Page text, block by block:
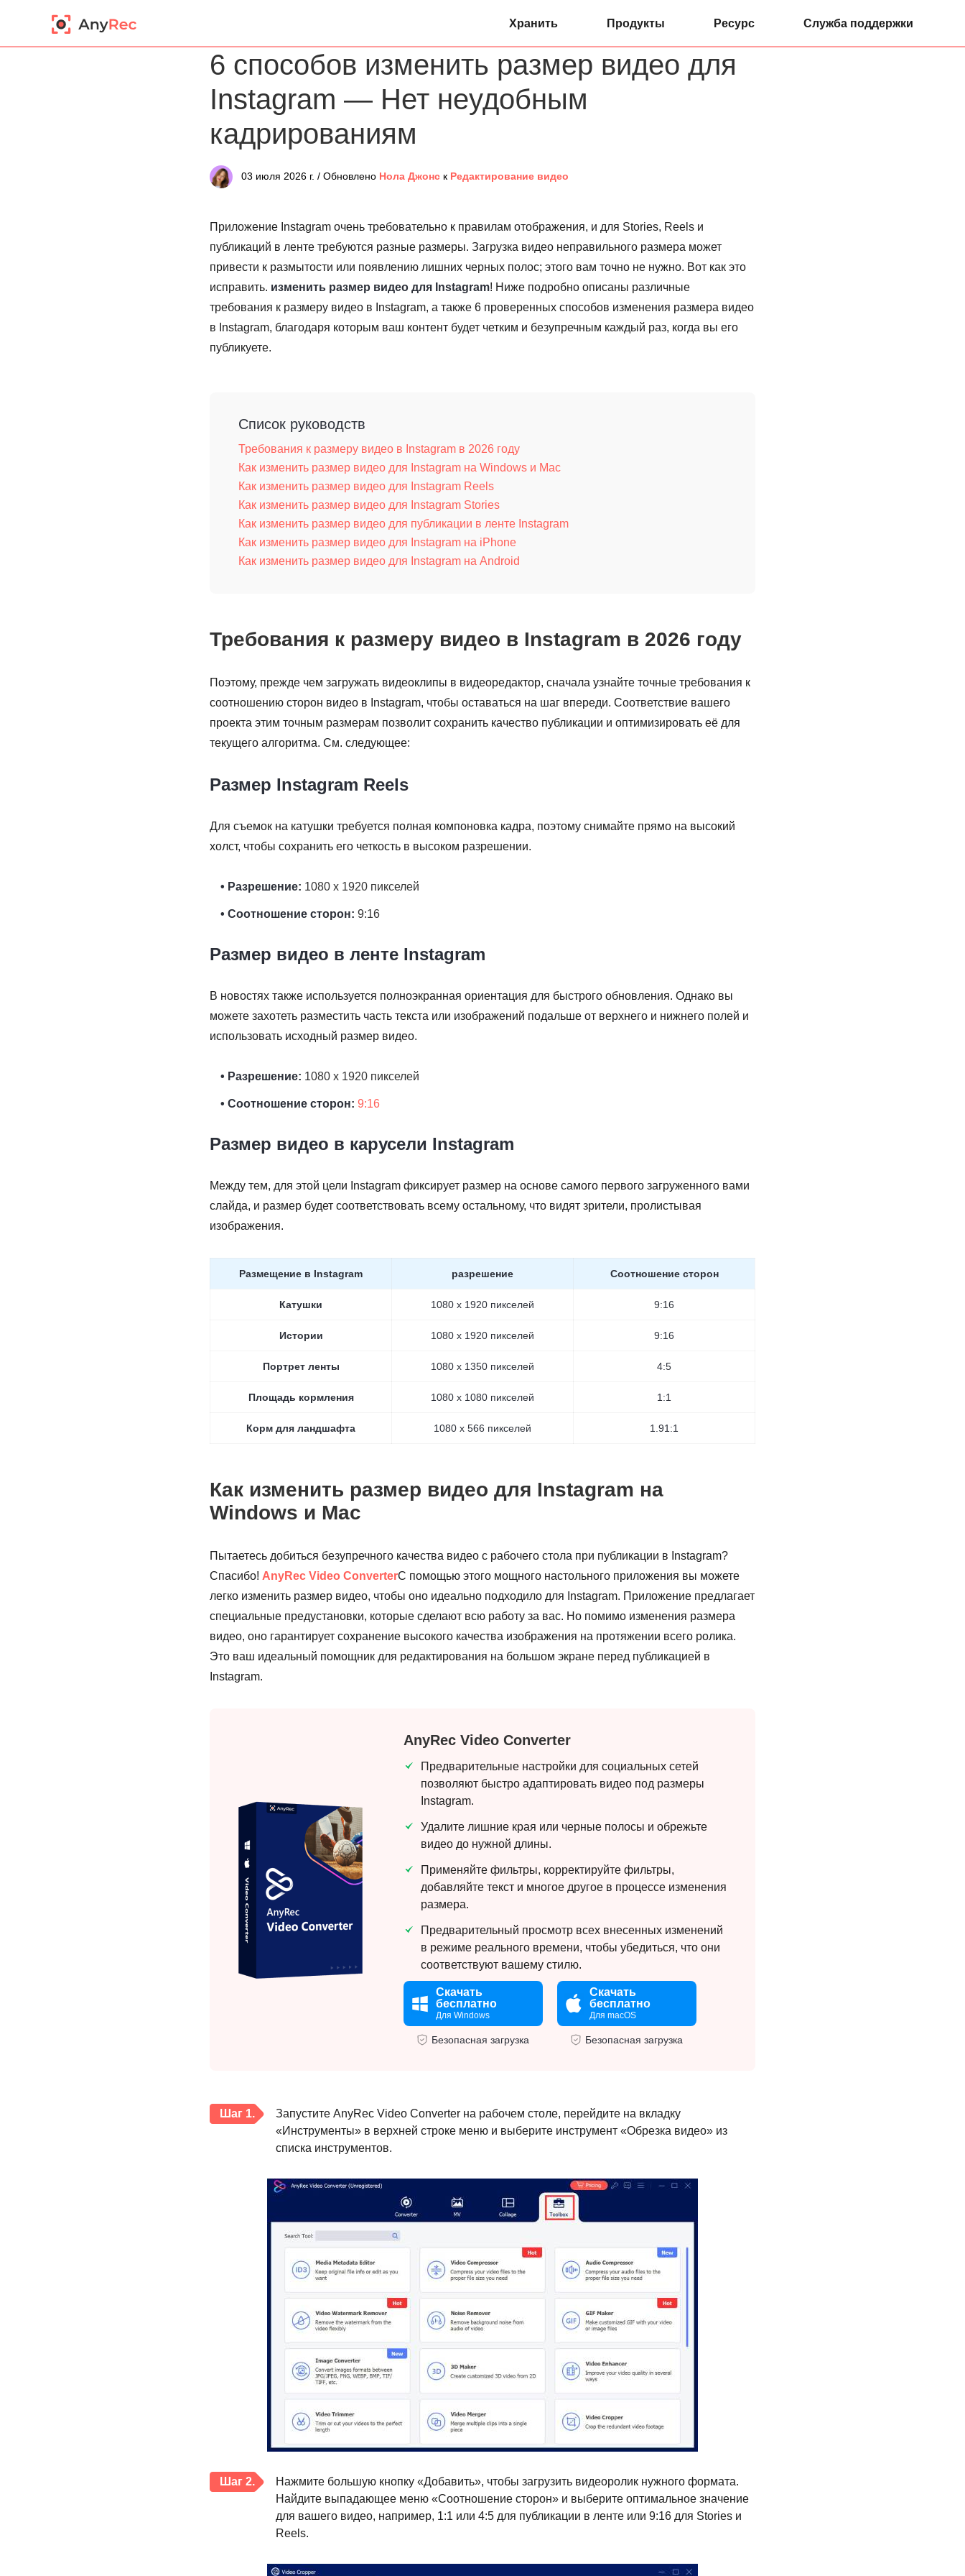
Хранить Продукты Ресурс Служба поддержки
6 способов изменить размер видео для
Instagram — Нет неудобным
кадрированиям
03 июля 2026 г. / Обновлено Нола Джонс к Редактирование видео
Приложение Instagram очень требовательно к правилам отображения, и для Stories, Reels и
публикаций в ленте требуются разные размеры. Загрузка видео неправильного размера может
привести к размытости или появлению лишних черных полос; этого вам точно не нужно. Вот как это
исправить. изменить размер видео для Instagram! Ниже подробно описаны различные
требования к размеру видео в Instagram, а также 6 проверенных способов изменения размера видео
в Instagram, благодаря которым ваш контент будет четким и безупречным каждый раз, когда вы его
публикуете.
Список руководств
Требования к размеру видео в Instagram в 2026 году
Как изменить размер видео для Instagram на Windows и Mac
Как изменить размер видео для Instagram Reels
Как изменить размер видео для Instagram Stories
Как изменить размер видео для публикации в ленте Instagram
Как изменить размер видео для Instagram на iPhone
Как изменить размер видео для Instagram на Android
Требования к размеру видео в Instagram в 2026 году
Поэтому, прежде чем загружать видеоклипы в видеоредактор, сначала узнайте точные требования к
соотношению сторон видео в Instagram, чтобы оставаться на шаг впереди. Соответствие вашего
проекта этим точным размерам позволит сохранить качество публикации и оптимизировать её для
текущего алгоритма. См. следующее:
Размер Instagram Reels
Для съемок на катушки требуется полная компоновка кадра, поэтому снимайте прямо на высокий
холст, чтобы сохранить его четкость в высоком разрешении.
• Разрешение: 1080 x 1920 пикселей
• Соотношение сторон: 9:16
Размер видео в ленте Instagram
В новостях также используется полноэкранная ориентация для быстрого обновления. Однако вы
можете захотеть разместить часть текста или изображений подальше от верхнего и нижнего полей и
использовать исходный размер видео.
• Разрешение: 1080 x 1920 пикселей
• Соотношение сторон: 9:16
Размер видео в карусели Instagram
Между тем, для этой цели Instagram фиксирует размер на основе самого первого загруженного вами
слайда, и размер будет соответствовать всему остальному, что видят зрители, пролистывая
изображения.
Размещение в Instagram разрешение Соотношение сторон
Катушки 1080 x 1920 пикселей 9:16
Истории 1080 x 1920 пикселей 9:16
Портрет ленты 1080 x 1350 пикселей 4:5
Площадь кормления 1080 x 1080 пикселей 1:1
Корм для ландшафта 1080 x 566 пикселей 1.91:1
Как изменить размер видео для Instagram на
Windows и Mac
Пытаетесь добиться безупречного качества видео с рабочего стола при публикации в Instagram?
Спасибо! AnyRec Video ConverterС помощью этого мощного настольного приложения вы можете
легко изменить размер видео, чтобы оно идеально подходило для Instagram. Приложение предлагает
специальные предустановки, которые сделают всю работу за вас. Но помимо изменения размера
видео, оно гарантирует сохранение высокого качества изображения на протяжении всего ролика.
Это ваш идеальный помощник для редактирования на большом экране перед публикацией в
Instagram.
AnyRec Video Converter
Предварительные настройки для социальных сетей
позволяют быстро адаптировать видео под размеры
Instagram.
Удалите лишние края или черные полосы и обрежьте
видео до нужной длины.
Применяйте фильтры, корректируйте фильтры,
добавляйте текст и многое другое в процессе изменения
размера.
Предварительный просмотр всех внесенных изменений
в режиме реального времени, чтобы убедиться, что они
соответствуют вашему стилю.
Скачать
бесплатно
Для Windows
Безопасная загрузка
Скачать
бесплатно
Для macOS
Безопасная загрузка
Шаг 1.
Запустите AnyRec Video Converter на рабочем столе, перейдите на вкладку
«Инструменты» в верхней строке меню и выберите инструмент «Обрезка видео» из
списка инструментов.
Шаг 2.
Нажмите большую кнопку «Добавить», чтобы загрузить видеоролик нужного формата.
Найдите выпадающее меню «Соотношение сторон» и выберите оптимальное значение
для вашего видео, например, 1:1 или 4:5 для публикации в ленте или 9:16 для Stories и
Reels.